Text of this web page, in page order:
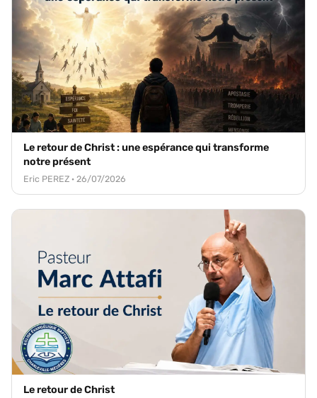
Le retour de Christ : une espérance qui transforme
notre présent
Eric PEREZ · 26/07/2026
Le retour de Christ